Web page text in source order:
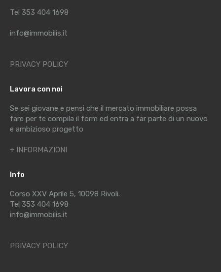
Tel 353 404 1698
info@immobilis.it
PRIVACY POLICY
Lavora con noi
Se sei giovane e pensi che il mercato immobiliare possa
fare per te compila il form ed entra a far parte di un nuovo
e ambizioso progetto
+ INFORMAZIONI
Info
Corso XXV Aprile 5, 10098 Rivoli.
Tel 353 404 1698
info@immobilis.it
PRIVACY POLICY